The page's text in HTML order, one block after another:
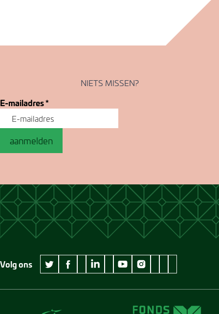
NIETS MISSEN?
E-mailadres*
aanmelden
Volg ons
twitter Museum Jan Cunen
facebook Museum Jan Cunen
wikipedia Museum Jan Cunen
linkedin Museum Jan Cunen
googleplus Museum Jan Cunen
youtube Museum Jan Cunen
instagram Museum